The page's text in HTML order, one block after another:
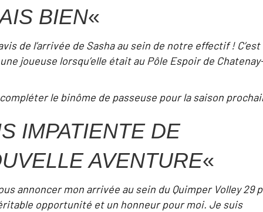
BIEN«
de l’arrivée de Sasha au sein de notre effectif ! C’est
joueuse lorsqu’elle était au Pôle Espoir de
le binôme de passeuse pour la saison
IMPATIENTE DE
AVENTURE«
annoncer mon arrivée au sein du Quimper Volley 29
opportunité et un honneur pour moi. Je suis